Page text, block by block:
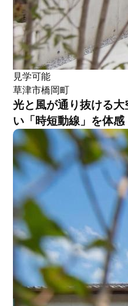
見学可能
草津市橋岡町
光と風が通り抜ける
い「時短動線」を体